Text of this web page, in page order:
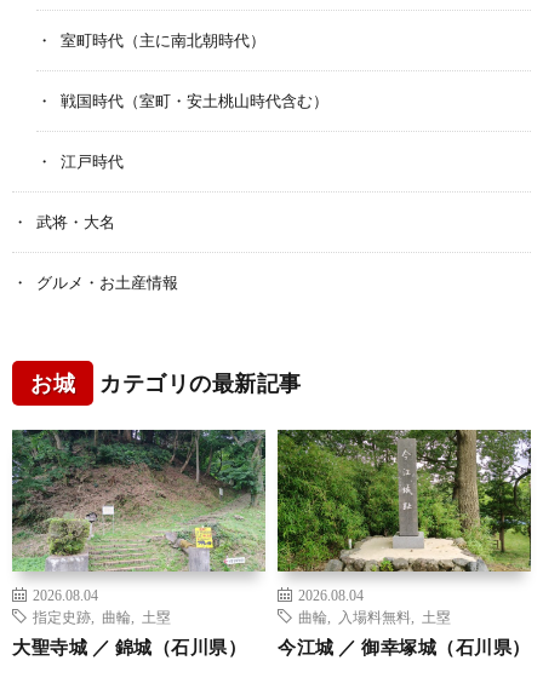
室町時代（主に南北朝時代）
戦国時代（室町・安土桃山時代含む）
江戸時代
武将・大名
グルメ・お土産情報
お城 カテゴリの最新記事
2026.08.04
指定史跡
曲輪 土塁
大聖寺城 ／ 錦城（石川県）
2026.08.04
曲輪
入場料無料 土塁
今江城 ／ 御幸塚城（石川県）